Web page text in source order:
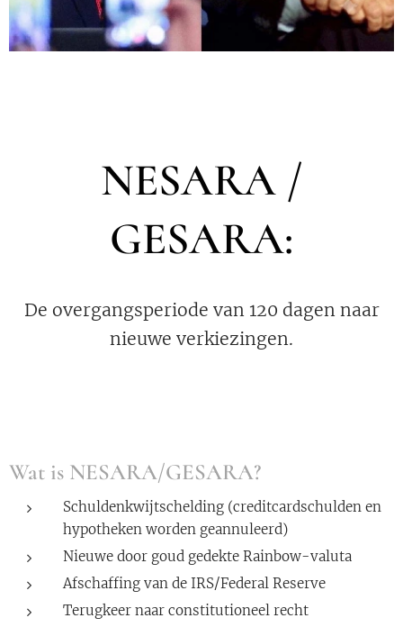
NESARA /
GESARA:
De overgangsperiode van 120 dagen naar
nieuwe verkiezingen.
Wat is NESARA/GESARA?
Schuldenkwijtschelding (creditcardschulden en
hypotheken worden geannuleerd)
Nieuwe door goud gedekte Rainbow-valuta
Afschaffing van de IRS/Federal Reserve
Terugkeer naar constitutioneel recht